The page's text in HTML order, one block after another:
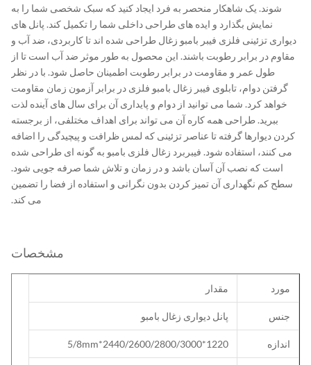
شوند. یک شاهکار منحصر به فرد ایجاد کنید که سبک شخصی شما را به
نمایش بگذارد و ایده های طراحی داخلی شما را تکمیل کند. پانل های
تزئینی فلزی فیبر بامبو زغال طراحی شده اند تا کاربردی، ضد آب و
در برابر رطوبت باشند. این محصول به طور موثر ضد آب است تا از
طول عمر و مقاومت در برابر رطوبت اطمینان حاصل شود. با در نظر
گرفتن دوام، تابلوی فیبر زغال بامبو فلزی در برابر آزمون زمان مقاومت
خواهد کرد. شما می توانید از دوام و پایداری آن برای سال های آینده لذت
ببرید. طراحی همه کاره آن می تواند برای اهداف مختلفی، از برجسته
دیوارها گرفته تا عناصر تزئینی که لمس ظرافت و پیچیدگی را اضافه
کنند، استفاده شود. فیبربرد زغال فلزی بامبو به گونه ای طراحی شده
است که نصب آن آسان باشد و در زمان و تلاش شما صرفه جویی شود.
کم نگهداری آن تمیز کردن بدون نگرانی و استفاده از فضا را تضمین
می کند.
مشخصات
پانل دیواری زغال بامبو